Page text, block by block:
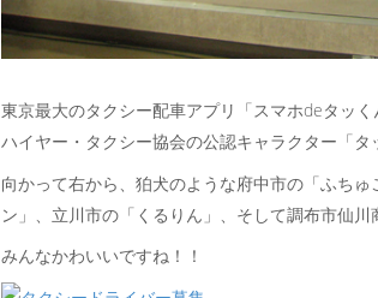
東京最大のタクシー配車アプリ「スマホdeタッ
ハイヤー・タクシー協会の公認キャラクター「
向かって右から、狛犬のような府中市の「ふち
ン」、立川市の「くるりん」、そして調布市仙
みんなかわいいですね！！